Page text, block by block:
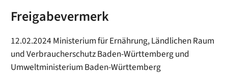
Freigabevermerk
12.02.2024 Ministerium für Ernährung, Ländlichen Raum
und Verbraucherschutz Baden-Württemberg und
Umweltministerium Baden-Württemberg